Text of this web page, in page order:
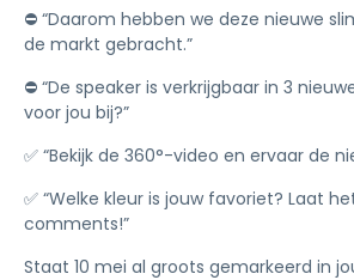
⛔️ “Daarom hebben we deze nieuwe
de markt gebracht.”
⛔️ “De speaker is verkrijgbaar in 3
voor jou bij?”
✅ “Bekijk de 360°-video en ervaar de
✅ “Welke kleur is jouw favoriet? Laat
comments!”
Staat 10 mei al groots gemarkeerd in